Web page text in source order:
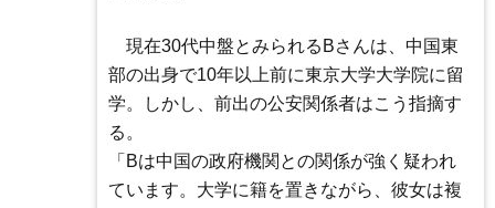
現在30代中盤とみられるBさんは、中国東
部の出身で10年以上前に東京大学大学院に留
学。しかし、前出の公安関係者はこう指摘す
る。
「Bは中国の政府機関との関係が強く疑われ
ています。大学に籍を置きながら、彼女は複